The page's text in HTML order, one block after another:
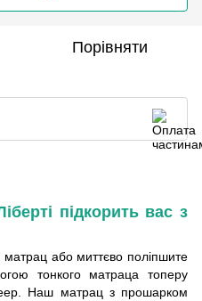
Порівняти
підкорить вас з
матрац або миттєво поліпшите
тонкого матраца топеру
Наш матрац з прошарком